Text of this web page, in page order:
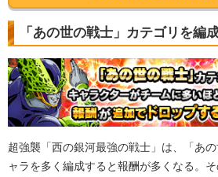
「あの世の戦士」カテゴリを編
超強襲「西の銀河最強の戦士」は、「あ
ャラを多く編成すると報酬が多くなる。